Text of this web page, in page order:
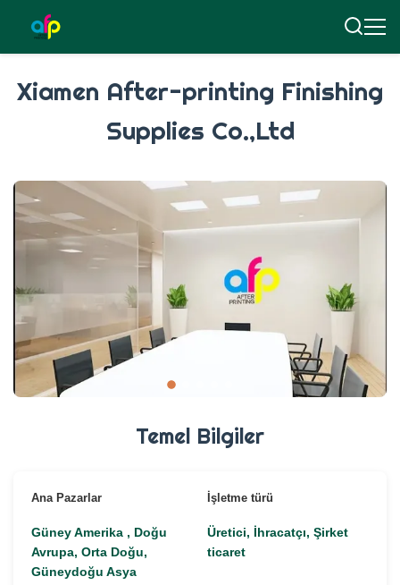
Xiamen After-printing Finishing
Supplies Co.,Ltd
Temel Bilgiler
Ana Pazarlar
Güney Amerika , Doğu
Avrupa, Orta Doğu,
Güneydoğu Asya
İşletme türü
Üretici, İhracatçı, Şirket
ticaret